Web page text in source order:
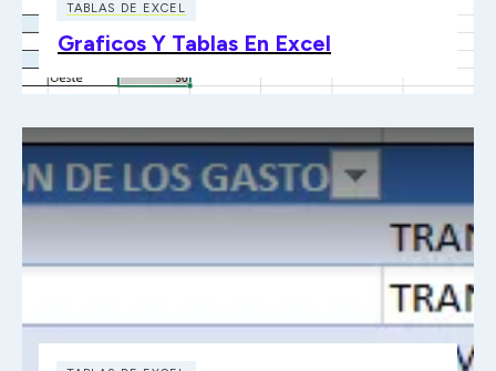
TABLAS DE EXCEL
Graficos Y Tablas En Excel